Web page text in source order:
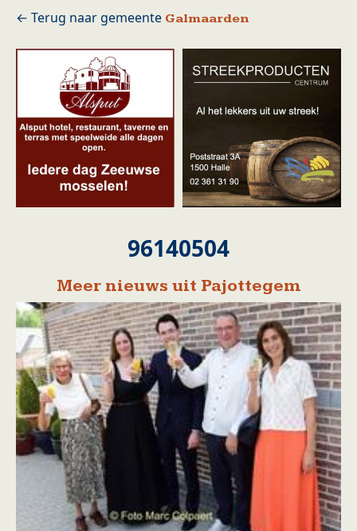
Galmaarden
96140504
Meer nieuws uit Pajottegem